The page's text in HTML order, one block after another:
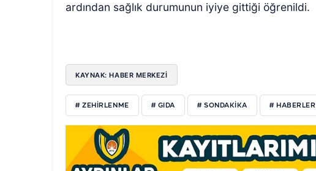
ardından sağlık durumunun iyiye gittiği öğrenildi.
KAYNAK: HABER MERKEZI
# ZEHIRLENME # GIDA # SONDAKIKA # HABERLER